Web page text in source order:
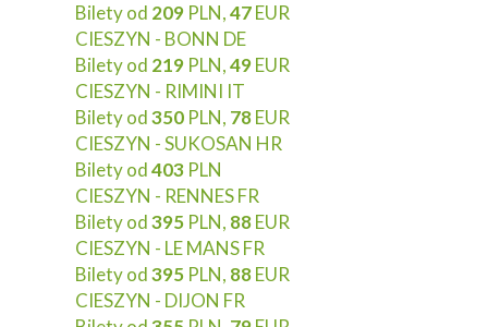
Bilety od 209 PLN,47EUR
CIESZYN - BONN DE
Bilety od 219 PLN,49EUR
CIESZYN - RIMINI IT
Bilety od350 PLN, 78EUR
CIESZYN - SUKOSAN HR
Bilety od403 PLN
CIESZYN - RENNES FR
Bilety od395 PLN, 88EUR
CIESZYN - LE MANS FR
Bilety od395 PLN, 88EUR
CIESZYN - DIJON FR